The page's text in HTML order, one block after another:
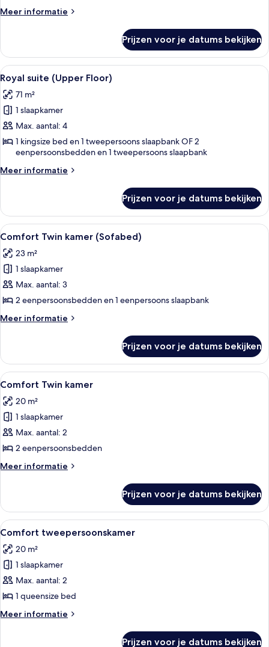
Meer informatie
Meer
suite
Prijzen voor je datums bekijken
Alle
foto's
voor
Royal
suite
(Upper
Floor)
laden
Hotelkamer met een groot bed,
14
Royal suite (Upper Floor)
71 m²
1 slaapkamer
Max. aantal: 4
1 kingsize bed en 1 tweepersoons slaapbank OF 2
eenpersoonsbedden en 1 tweepersoons slaapbank
Meer informatie
Meer
suite
(Upper
Floor)
Prijzen voor je datums bekijken
Alle
foto's
voor
Comfort
Twin
kamer
(Sofabed)
laden
Hotelkamer met een groot bed,
7
Comfort Twin kamer (Sofabed)
23 m²
1 slaapkamer
Max. aantal: 3
2 eenpersoonsbedden en 1 eenpersoons slaapbank
Meer informatie
Meer
Twin
kamer
(Sofabed)
Prijzen voor je datums bekijken
Alle
foto's
voor
Comfort
Twin
kamer
laden
Hotelkamer met een groot bed, een
8
Comfort Twin kamer
20 m²
1 slaapkamer
Max. aantal: 2
2 eenpersoonsbedden
Meer informatie
Meer
Twin
kamer
Prijzen voor je datums bekijken
Alle
foto's
voor
Comfort
tweepersoonskamer
laden
Een hotelkamer met een groot bed,
6
Comfort tweepersoonskamer
20 m²
1 slaapkamer
Max. aantal: 2
1 queensize bed
Meer informatie
Meer
Prijzen voor je datums bekijken